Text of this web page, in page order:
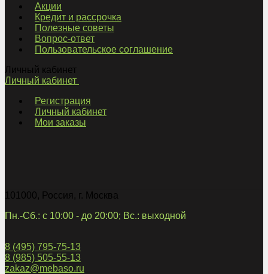
Акции
Кредит и рассрочка
Полезные советы
Вопрос-ответ
Пользовательское соглашение
Личный кабинет
Личный кабинет
Регистрация
Личный кабинет
Мои заказы
101000, Россия , г. Москва
Пн.-Сб.: с 10:00 - до 20:00; Вс.: выходной
8 (495) 795-75-13
8 (985) 505-55-13
zakaz@mebaso.ru